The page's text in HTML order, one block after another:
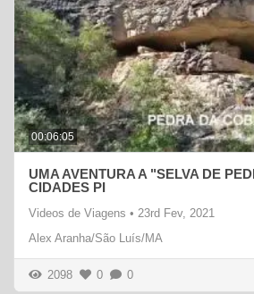
00:06:05
UMA AVENTURA A "SELVA DE
CIDADES PI
Videos de Viagens • 23rd Fev, 2021
Alex Aranha/São Luís/MA
2098 0 0